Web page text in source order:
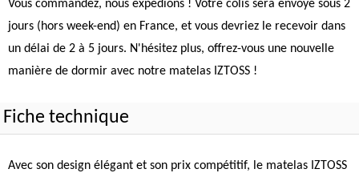
Vous commandez, nous expédions ! Votre colis sera envoyé sous 2
jours (hors week-end) en France, et vous devriez le recevoir dans
un délai de 2 à 5 jours. N'hésitez plus, offrez-vous une nouvelle
manière de dormir avec notre matelas IZTOSS !
Fiche technique
Avec son design élégant et son prix compétitif, le matelas IZTOSS